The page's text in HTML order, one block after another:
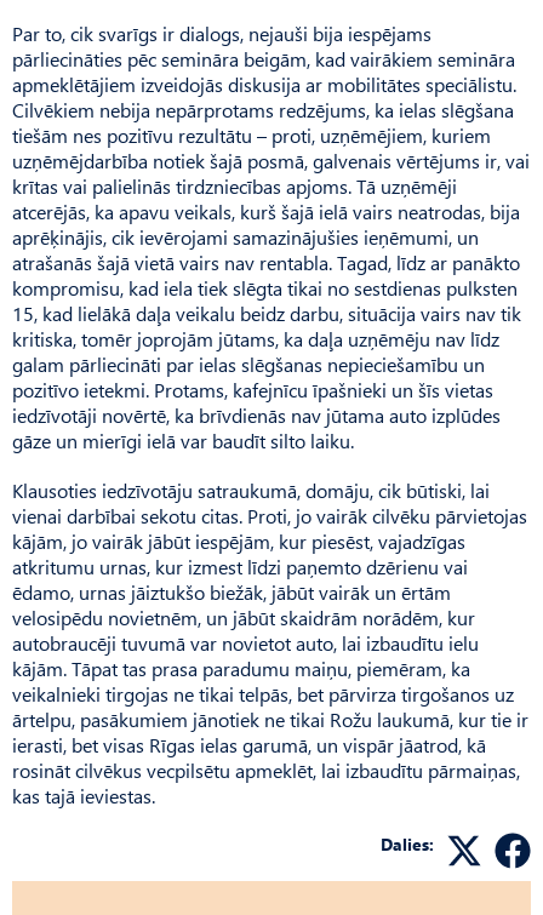
Par to, cik svarīgs ir dialogs, nejauši bija iespējams
pārliecināties pēc semināra beigām, kad vairākiem semināra
apmeklētājiem izveidojās diskusija ar mobilitātes speciālistu.
Cilvēkiem nebija nepārprotams redzējums, ka ielas slēgšana
tiešām nes pozitīvu rezultātu – proti, uzņēmējiem, kuriem
uzņēmējdarbība notiek šajā posmā, galvenais vērtējums ir, vai
krītas vai palielinās tirdzniecības apjoms. Tā uzņēmēji
atcerējās, ka apavu veikals, kurš šajā ielā vairs neatrodas, bija
aprēķinājis, cik ievērojami samazinājušies ieņēmumi, un
atrašanās šajā vietā vairs nav rentabla. Tagad, līdz ar panākto
kompromisu, kad iela tiek slēgta tikai no sestdienas pulksten
15, kad lielākā daļa veikalu beidz darbu, situācija vairs nav tik
kritiska, tomēr joprojām jūtams, ka daļa uzņēmēju nav līdz
galam pārliecināti par ielas slēgšanas nepieciešamību un
pozitīvo ietekmi. Protams, kafejnīcu īpašnieki un šīs vietas
iedzīvotāji novērtē, ka brīvdienās nav jūtama auto izplūdes
gāze un mierīgi ielā var baudīt silto laiku.
Klausoties iedzīvotāju satraukumā, domāju, cik būtiski, lai
vienai darbībai sekotu citas. Proti, jo vairāk cilvēku pārvietojas
kājām, jo vairāk jābūt iespējām, kur piesēst, vajadzīgas
atkritumu urnas, kur izmest līdzi paņemto dzērienu vai
ēdamo, urnas jāiztukšo biežāk, jābūt vairāk un ērtām
velosipēdu novietnēm, un jābūt skaidrām norādēm, kur
autobraucēji tuvumā var novietot auto, lai izbaudītu ielu
kājām. Tāpat tas prasa paradumu maiņu, piemēram, ka
veikalnieki tirgojas ne tikai telpās, bet pārvirza tirgošanos uz
ārtelpu, pasākumiem jānotiek ne tikai Rožu laukumā, kur tie ir
ierasti, bet visas Rīgas ielas garumā, un vispār jāatrod, kā
rosināt cilvēkus vecpilsētu apmeklēt, lai izbaudītu pārmaiņas,
kas tajā ieviestas.
Dalies: